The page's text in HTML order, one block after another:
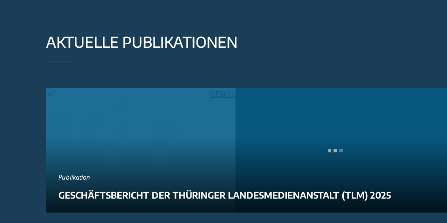
AKTUELLE PUBLIKATIONEN
Publikation
GESCHÄFTSBERICHT DER THÜRINGER LANDESMEDIENANSTALT (TLM) 2025